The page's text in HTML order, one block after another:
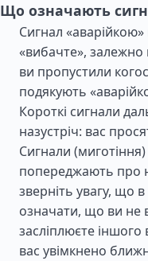
Що означають
Сигнал
«вибачте», залежно
ви пропустили
подякують
Короткі сигнали
назустріч: вас
Сигнали
попереджають про
зверніть увагу, що
означати, що ви не
засліплюєте
вас увімкнено